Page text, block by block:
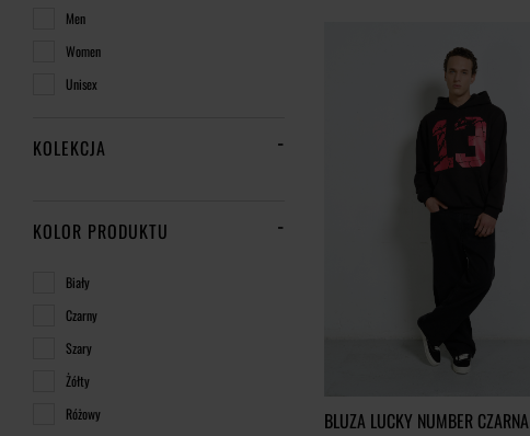
Men
Women
Unisex
KOLEKCJA
KOLOR PRODUKTU
Biały
Czarny
Szary
Żółty
Różowy
BLUZA LUCKY NUMBER CZARNA